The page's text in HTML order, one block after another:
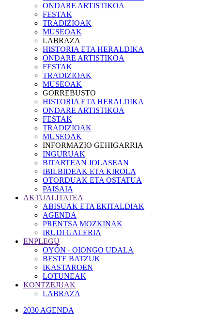
ONDARE ARTISTIKOA
FESTAK
TRADIZIOAK
MUSEOAK
LABRAZA
HISTORIA ETA HERALDIKA
ONDARE ARTISTIKOA
FESTAK
TRADIZIOAK
MUSEOAK
GORREBUSTO
HISTORIA ETA HERALDIKA
ONDARE ARTISTIKOA
FESTAK
TRADIZIOAK
MUSEOAK
INFORMAZIO GEHIGARRIA
INGURUAK
BITARTEAN JOLASEAN
IBILBIDEAK ETA KIROLA
OTORDUAK ETA OSTATUA
PAISAIA
AKTUALITATEA
ABISUAK ETA EKITALDIAK
AGENDA
PRENTSA MOZKINAK
IRUDI GALERIA
ENPLEGU
OYÓN - OIONGO UDALA
BESTE BATZUK
IKASTAROEN
LOTUNEAK
KONTZEJUAK
LABRAZA
2030 AGENDA